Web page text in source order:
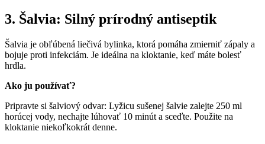
3. Šalvia: Silný prírodný antiseptik
Šalvia je obľúbená liečivá bylinka, ktorá pomáha zmierniť zápaly a
bojuje proti infekciám. Je ideálna na kloktanie, keď máte bolesť
hrdla.
Ako ju používať?
Pripravte si šalviový odvar: Lyžicu sušenej šalvie zalejte 250 ml
horúcej vody, nechajte lúhovať 10 minút a sceďte. Použite na
kloktanie niekoľkokrát denne.